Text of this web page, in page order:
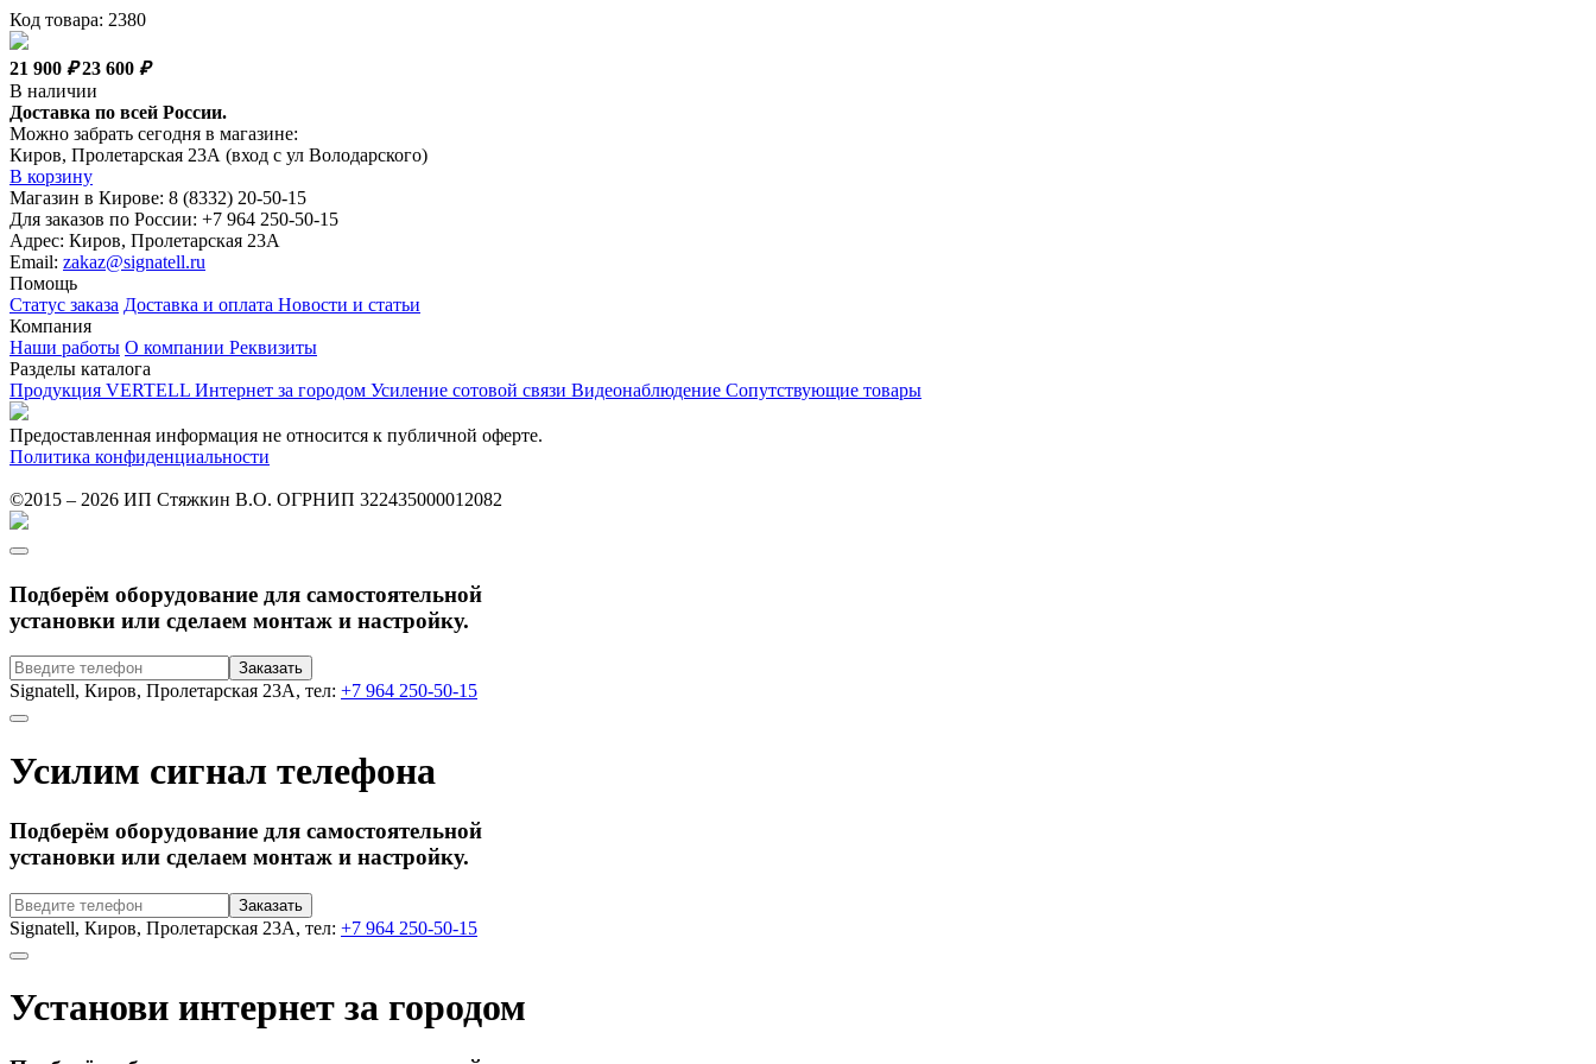
Код товара: 2380
21 900 ₽ 23 600 ₽
В наличии
Доставка по всей России.
Можно забрать сегодня в магазине:
Киров, Пролетарская 23А (вход с ул Володарского)
В корзину
Магазин в Кирове: 8 (8332) 20-50-15
Для заказов по России: +7 964 250-50-15
Адрес: Киров, Пролетарская 23А
Email: zakaz@signatell.ru
Помощь
Статус заказа Доставка и оплата Новости и статьи
Компания
Наши работы О компании Реквизиты
Разделы каталога
Продукция VERTELL Интернет за городом Усиление сотовой связи Видеонаблюдение Сопутствующие товары
Предоставленная информация не относится к публичной оферте.
Политика конфиденциальности
©2015 – 2026 ИП Стяжкин В.О. ОГРНИП 322435000012082
Подберём оборудование для самостоятельной
установки или сделаем монтаж и настройку.
Signatell, Киров, Пролетарская 23А, тел: +7 964 250-50-15
Усилим сигнал телефона
Подберём оборудование для самостоятельной
установки или сделаем монтаж и настройку.
Signatell, Киров, Пролетарская 23А, тел: +7 964 250-50-15
Установи интернет за городом